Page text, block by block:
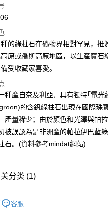
次付款
式
，满NT$3,000(含以上)免运费
，满NT$3,000(含以上)免运费
種的綠柱石在礦物界相對罕見，推
原或喬斯高原地區，以生產寶石
受收藏家喜愛。
種產自奈及利亞、具有獨特｢電光
的含釩綠柱石出現在國際珠
產量稀少；由於顏色和光澤與帕
被誤認為是非洲產的帕拉伊巴藍
石。(資料參考mindat網站)
分类 (1)
客服